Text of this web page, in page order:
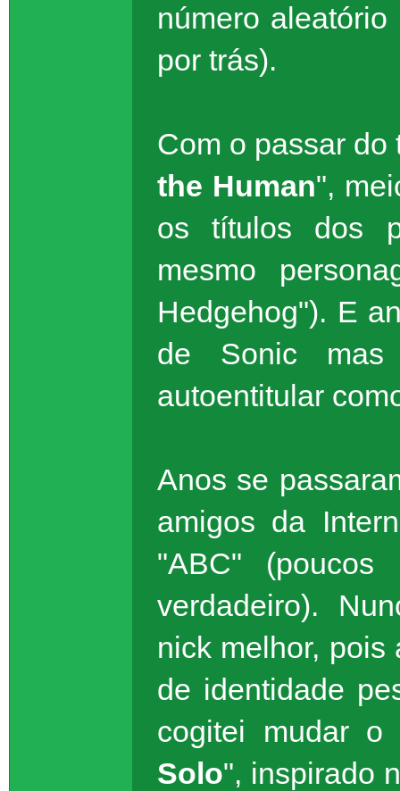
número
por trás).
Com o passar do
the Human",
os títulos dos
mesmo
Hedgehog"). E
de Sonic
autoentitular
Anos se
amigos da
"ABC"
verdadeiro).
nick melhor, pois
de identidade
cogitei mudar o
Solo", inspirado